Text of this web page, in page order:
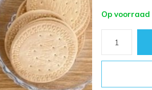
Op voorraad